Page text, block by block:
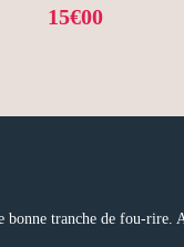
15€00
bonne tranche de fou-